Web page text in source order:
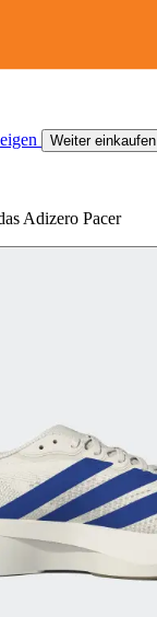
Weiter einkaufen
Adizero Pacer